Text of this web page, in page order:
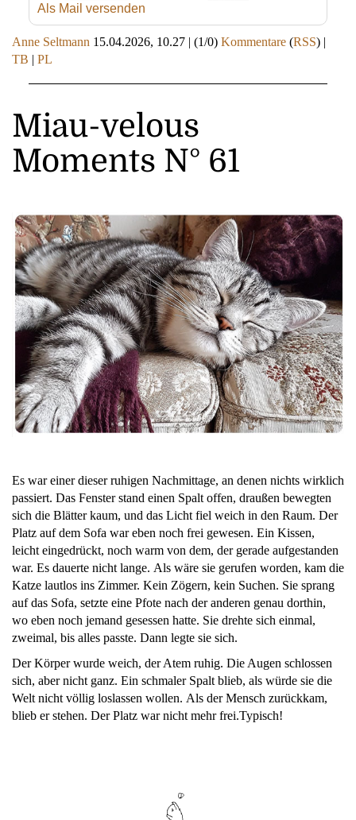
Als Mail versenden
Anne Seltmann 15.04.2026, 10.27 | (1/0) Kommentare (RSS) |
TB | PL
Miau-velous
Moments N° 61
Es war einer dieser ruhigen Nachmittage, an denen nichts wirklich
passiert. Das Fenster stand einen Spalt offen, draußen bewegten
sich die Blätter kaum, und das Licht fiel weich in den Raum. Der
Platz auf dem Sofa war eben noch frei gewesen. Ein Kissen,
leicht eingedrückt, noch warm von dem, der gerade aufgestanden
war. Es dauerte nicht lange. Als wäre sie gerufen worden, kam die
Katze lautlos ins Zimmer. Kein Zögern, kein Suchen. Sie sprang
auf das Sofa, setzte eine Pfote nach der anderen genau dorthin,
wo eben noch jemand gesessen hatte. Sie drehte sich einmal,
zweimal, bis alles passte. Dann legte sie sich.
Der Körper wurde weich, der Atem ruhig. Die Augen schlossen
sich, aber nicht ganz. Ein schmaler Spalt blieb, als würde sie die
Welt nicht völlig loslassen wollen. Als der Mensch zurückkam,
blieb er stehen. Der Platz war nicht mehr frei.Typisch!